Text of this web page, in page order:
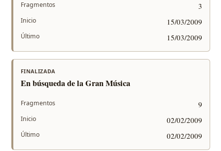
Fragmentos 3
Inicio 15/03/2009
Último 15/03/2009
FINALIZADA
En búsqueda de la Gran Música
Fragmentos 9
Inicio 02/02/2009
Último 02/02/2009